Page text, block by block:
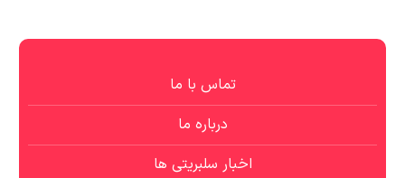
تماس با ما
درباره ما
اخبار سلبریتی ها